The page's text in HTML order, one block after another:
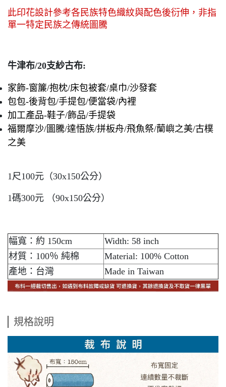
此印花設計參考各民族特色織紋與配色後衍伸，非指
單一特定民族之傳統圖騰
牛津布/20支紗古布:
家飾-窗簾/抱枕/床包被套/桌巾/沙發套
包包-後背包/手提包/便當袋/內裡
加工產品-鞋子/飾品/手提袋
福爾摩沙/圖騰/達悟族/拼板舟/飛魚祭/蘭嶼之美/古樸
之美
1尺100元（30x150公分）
1碼300元 （90x150公分）
幅寬：約 150cm
Width: 58 inch
材質：100％ 純棉
Material: 100% Cotton
產地：台灣
Made in Taiwan
規格說明